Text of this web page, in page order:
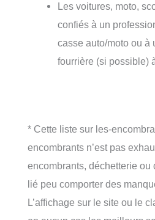
Les voitures, moto,
confiés à un
casse auto/moto ou à
fourrière (si possible)
* Cette liste sur les-
encombrants n’est pas
encombrants, déchetterie ou
lié peu comporter des
L’affichage sur le site ou le